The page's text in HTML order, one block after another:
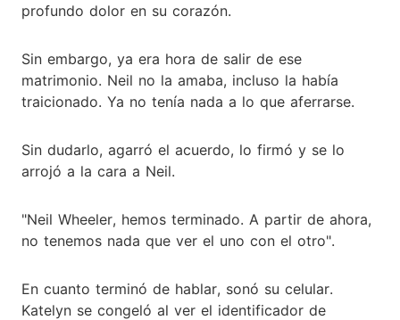
profundo dolor en su corazón.
Sin embargo, ya era hora de salir de ese
matrimonio. Neil no la amaba, incluso la había
traicionado. Ya no tenía nada a lo que aferrarse.
Sin dudarlo, agarró el acuerdo, lo firmó y se lo
arrojó a la cara a Neil.
"Neil Wheeler, hemos terminado. A partir de ahora,
no tenemos nada que ver el uno con el otro".
En cuanto terminó de hablar, sonó su celular.
Katelyn se congeló al ver el identificador de